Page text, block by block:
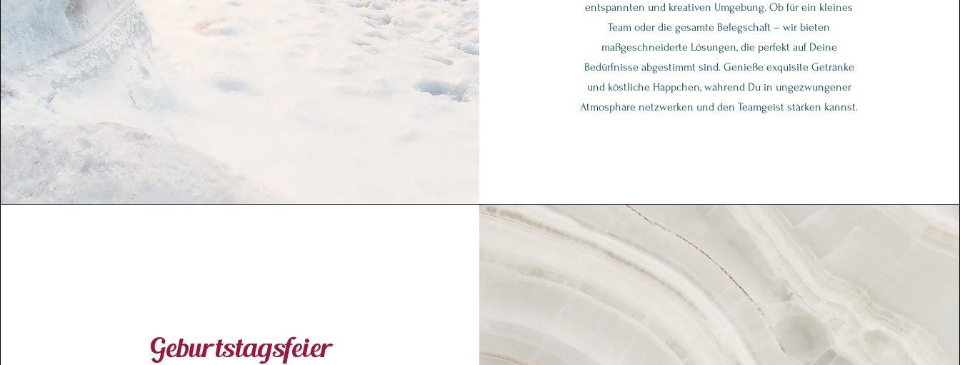
entspannten und kreativen Umgebung. Ob für ein kleines
Team oder die gesamte Belegschaft – wir bieten
maßgeschneiderte Lösungen, die perfekt auf Deine
Bedürfnisse abgestimmt sind. Genieße exquisite Getränke
und köstliche Häppchen, während Du in ungezwungener
Atmosphäre netzwerken und den Teamgeist stärken kannst.
Geburtstagsfeier